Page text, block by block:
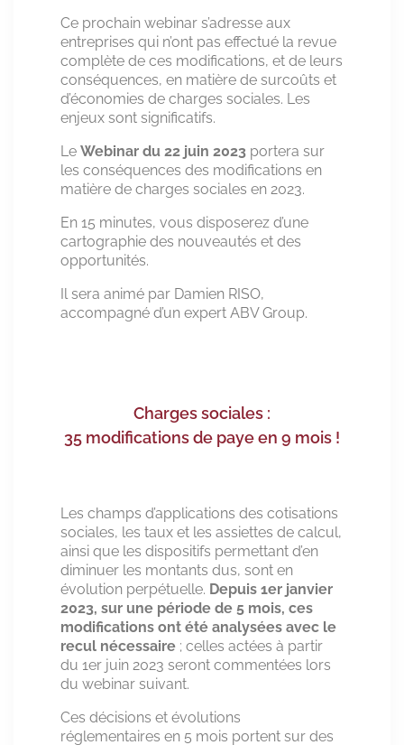
Ce prochain webinar s’adresse aux
entreprises qui n’ont pas effectué la revue
complète de ces modifications, et de leurs
conséquences, en matière de surcoûts et
d’économies de charges sociales. Les
enjeux sont significatifs.
Le Webinar du 22 juin 2023 portera sur
les conséquences des modifications en
matière de charges sociales en 2023.
En 15 minutes, vous disposerez d’une
cartographie des nouveautés et des
opportunités.
Il sera animé par Damien RISO,
accompagné d’un expert ABV Group.
Charges sociales :
35 modifications de paye en 9 mois !
Les champs d’applications des cotisations
sociales, les taux et les assiettes de calcul,
ainsi que les dispositifs permettant d’en
diminuer les montants dus, sont en
évolution perpétuelle. Depuis 1er janvier
2023, sur une période de 5 mois, ces
modifications ont été analysées avec le
recul nécessaire ; celles actées à partir
du 1er juin 2023 seront commentées lors
du webinar suivant.
Ces décisions et évolutions
réglementaires en 5 mois portent sur des